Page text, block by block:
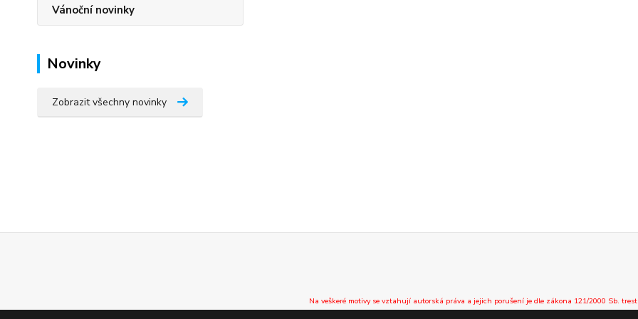
Vánoční novinky
Novinky
Zobrazit všechny novinky
Na veškeré motivy se vztahují autorská práva a jejich porušení je dle zákona 121/2000 Sb.